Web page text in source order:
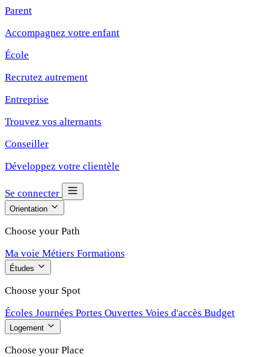
Parent
Accompagnez votre enfant
École
Recrutez autrement
Entreprise
Trouvez vos alternants
Conseiller
Développez votre clientèle
Se connecter
Orientation
Choose your Path
Ma voie Métiers Formations
Études
Choose your Spot
Écoles Journées Portes Ouvertes Voies d'accès Budget
Logement
Choose your Place